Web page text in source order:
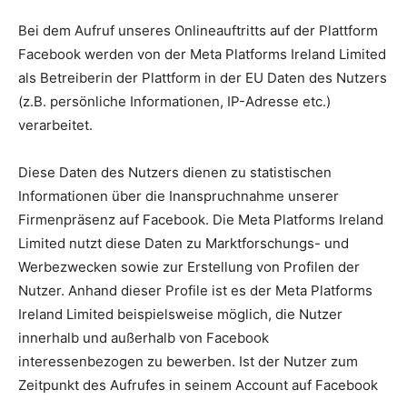
Bei dem Aufruf unseres Onlineauftritts auf der Plattform
Facebook werden von der Meta Platforms Ireland Limited
als Betreiberin der Plattform in der EU Daten des Nutzers
(z.B. persönliche Informationen, IP-Adresse etc.)
verarbeitet.
Diese Daten des Nutzers dienen zu statistischen
Informationen über die Inanspruchnahme unserer
Firmenpräsenz auf Facebook. Die Meta Platforms Ireland
Limited nutzt diese Daten zu Marktforschungs- und
Werbezwecken sowie zur Erstellung von Profilen der
Nutzer. Anhand dieser Profile ist es der Meta Platforms
Ireland Limited beispielsweise möglich, die Nutzer
innerhalb und außerhalb von Facebook
interessenbezogen zu bewerben. Ist der Nutzer zum
Zeitpunkt des Aufrufes in seinem Account auf Facebook